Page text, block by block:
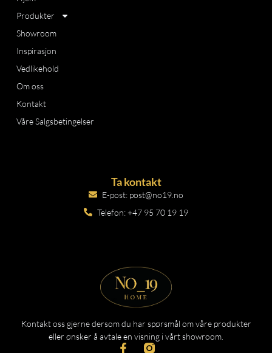
Kontakt oss gjerne dersom du har spørsmål om våre produkter
eller ønsker å avtale en visning i vårt showroom.
Produkter
Showroom
Inspirasjon
Vedlikehold
Om oss
Kontakt
Våre Salgsbetingelser
Ta kontakt
E-post: post@no19.no
Telefon: +47 95 70 19 19